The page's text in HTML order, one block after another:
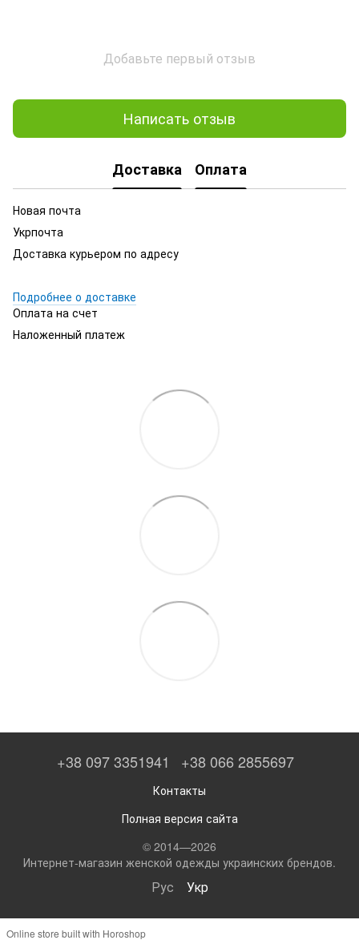
Добавьте первый отзыв
Написать отзыв
Доставка Оплата
Новая почта
Укрпочта
Доставка курьером по адресу
Подробнее о доставке
Оплата на счет
Наложенный платеж
+38 097 3351941 +38 066 2855697
Контакты
Полная версия сайта
© 2014—2026
Интернет-магазин женской одежды украинских брендов.
Рус Укр
Online store built with Horoshop